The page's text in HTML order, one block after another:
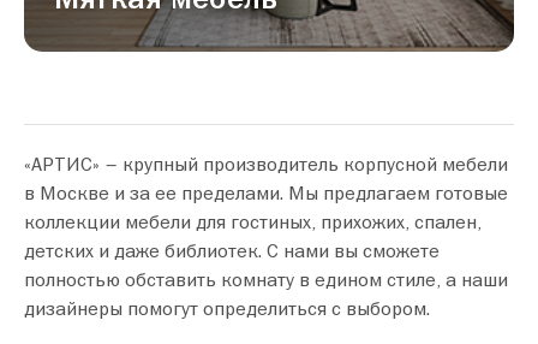
«АРТИС» – крупный производитель корпусной мебели
в Москве и за ее пределами. Мы предлагаем готовые
коллекции мебели для гостиных, прихожих, спален,
детских и даже библиотек. С нами вы сможете
полностью обставить комнату в едином стиле, а наши
дизайнеры помогут определиться с выбором.